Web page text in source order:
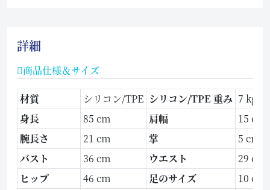
詳細
商品仕様＆サイズ
材質 シリコン/TPE シリコン/TPE 重み 7 kg/
身長
85 cm 肩幅
15 cm
腕長さ
21 cm 掌
5 cm
バスト
36 cm ウエスト
29 cm
ヒップ
46 cm 足のサイズ
10 cm